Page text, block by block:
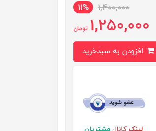
1,400,000
11%
1,250,000 تومان